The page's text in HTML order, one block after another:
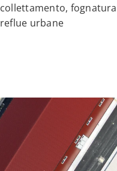
collettamento,
reflue urbane